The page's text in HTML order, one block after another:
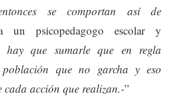
se comportan así de
un psicopedagogo escolar y
hay que sumarle que en regla
que no garcha y eso
cada acción que realizan.-”